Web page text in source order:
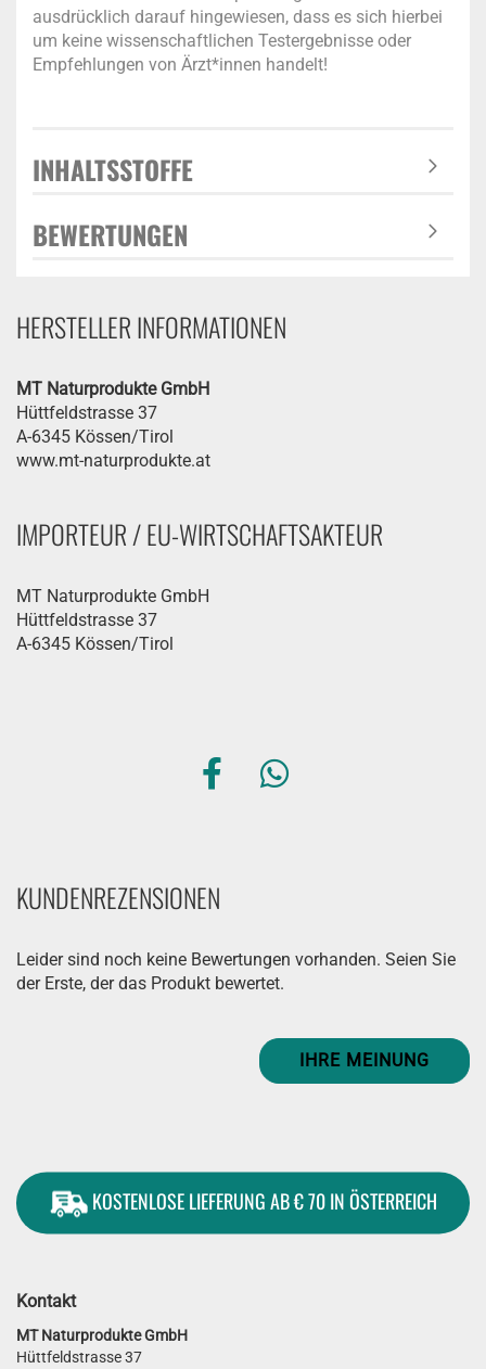
ausdrücklich darauf hingewiesen, dass es sich hierbei
um keine wissenschaftlichen Testergebnisse oder
Empfehlungen von Ärzt*innen handelt!
INHALTSSTOFFE
BEWERTUNGEN
HERSTELLER INFORMATIONEN
MT Naturprodukte GmbH
Hüttfeldstrasse 37
A-6345 Kössen/Tirol
www.mt-naturprodukte.at
IMPORTEUR / EU-WIRTSCHAFTSAKTEUR
MT Naturprodukte GmbH
Hüttfeldstrasse 37
A-6345 Kössen/Tirol
KUNDENREZENSIONEN
Leider sind noch keine Bewertungen vorhanden. Seien Sie
der Erste, der das Produkt bewertet.
IHRE MEINUNG
KOSTENLOSE LIEFERUNG AB € 70 IN ÖSTERREICH
Kontakt
MT Naturprodukte GmbH
Hüttfeldstrasse 37